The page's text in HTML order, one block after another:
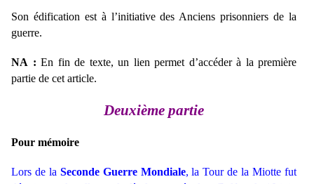
Son édification est à l’initiative des Anciens prisonniers de la
guerre.
NA : En fin de texte, un lien permet d’accéder à la première
partie de cet article.
Deuxième partie
Pour mémoire
Lors de la Seconde Guerre Mondiale, la Tour de la Miotte fut